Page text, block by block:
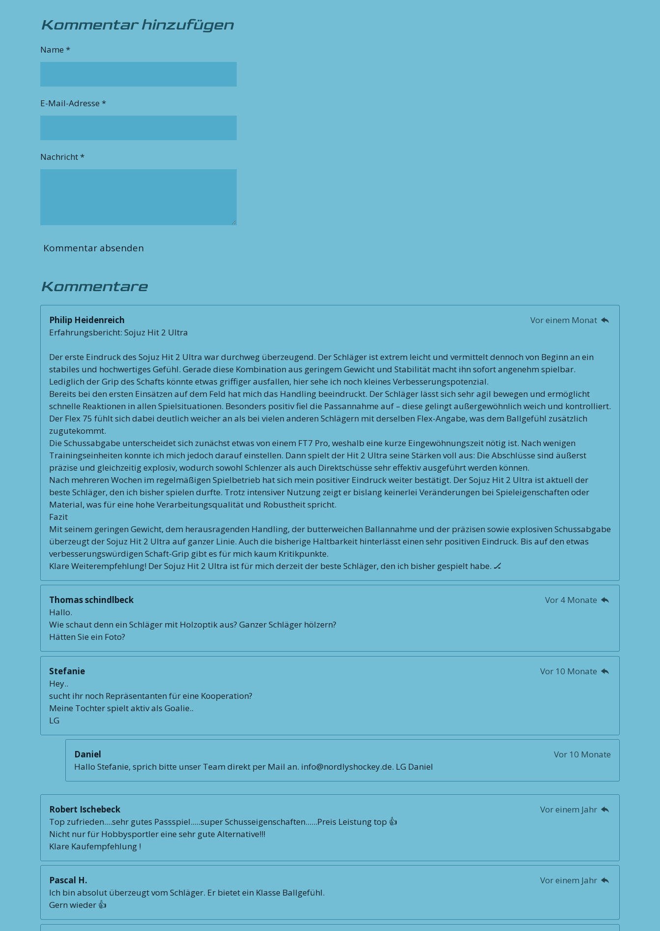
Kommentar hinzufügen
Name *
E-Mail-Adresse *
Nachricht *
Kommentar absenden
Kommentare
Philip Heidenreich
Vor einem Monat
Erfahrungsbericht: Sojuz Hit 2 Ultra
Der erste Eindruck des Sojuz Hit 2 Ultra war durchweg überzeugend. Der Schläger ist extrem leicht und vermittelt dennoch von Beginn an ein
stabiles und hochwertiges Gefühl. Gerade diese Kombination aus geringem Gewicht und Stabilität macht ihn sofort angenehm spielbar.
Lediglich der Grip des Schafts könnte etwas griffiger ausfallen, hier sehe ich noch kleines Verbesserungspotenzial.
Bereits bei den ersten Einsätzen auf dem Feld hat mich das Handling beeindruckt. Der Schläger lässt sich sehr agil bewegen und ermöglicht
schnelle Reaktionen in allen Spielsituationen. Besonders positiv fiel die Passannahme auf – diese gelingt außergewöhnlich weich und kontrolliert.
Der Flex 75 fühlt sich dabei deutlich weicher an als bei vielen anderen Schlägern mit derselben Flex-Angabe, was dem Ballgefühl zusätzlich
zugutekommt.
Die Schussabgabe unterscheidet sich zunächst etwas von einem FT7 Pro, weshalb eine kurze Eingewöhnungszeit nötig ist. Nach wenigen
Trainingseinheiten konnte ich mich jedoch darauf einstellen. Dann spielt der Hit 2 Ultra seine Stärken voll aus: Die Abschlüsse sind äußerst
präzise und gleichzeitig explosiv, wodurch sowohl Schlenzer als auch Direktschüsse sehr effektiv ausgeführt werden können.
Nach mehreren Wochen im regelmäßigen Spielbetrieb hat sich mein positiver Eindruck weiter bestätigt. Der Sojuz Hit 2 Ultra ist aktuell der
beste Schläger, den ich bisher spielen durfte. Trotz intensiver Nutzung zeigt er bislang keinerlei Veränderungen bei Spieleigenschaften oder
Material, was für eine hohe Verarbeitungsqualität und Robustheit spricht.
Fazit
Mit seinem geringen Gewicht, dem herausragenden Handling, der butterweichen Ballannahme und der präzisen sowie explosiven Schussabgabe
überzeugt der Sojuz Hit 2 Ultra auf ganzer Linie. Auch die bisherige Haltbarkeit hinterlässt einen sehr positiven Eindruck. Bis auf den etwas
verbesserungswürdigen Schaft-Grip gibt es für mich kaum Kritikpunkte.
Klare Weiterempfehlung! Der Sojuz Hit 2 Ultra ist für mich derzeit der beste Schläger, den ich bisher gespielt habe. 🏒
Thomas schindlbeck
Vor 4 Monate
Hallo.
Wie schaut denn ein Schläger mit Holzoptik aus? Ganzer Schläger hölzern?
Hätten Sie ein Foto?
Stefanie
Vor 10 Monate
Hey..
sucht ihr noch Repräsentanten für eine Kooperation?
Meine Tochter spielt aktiv als Goalie..
LG
Daniel
Vor 10 Monate
Hallo Stefanie, sprich bitte unser Team direkt per Mail an. info@nordlyshockey.de. LG Daniel
Robert Ischebeck
Vor einem Jahr
Top zufrieden....sehr gutes Passspiel.....super Schusseigenschaften......Preis Leistung top 👍
Nicht nur für Hobbysportler eine sehr gute Alternative!!!
Klare Kaufempfehlung !
Pascal H.
Vor einem Jahr
Ich bin absolut überzeugt vom Schläger. Er bietet ein Klasse Ballgefühl.
Gern wieder 👍